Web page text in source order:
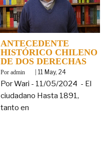
ANTECEDENTE
HISTÓRICO CHILENO
DE DOS DERECHAS
By admin | 11 May, 24
Por Wari - 11/05/2024 - El
ciudadano Hasta 1891,
tanto en